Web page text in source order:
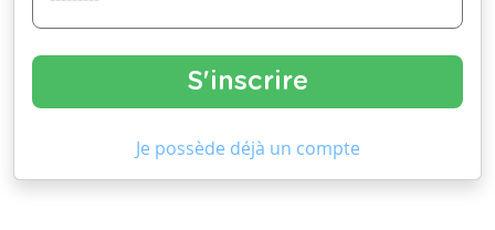
Je possède déjà un compte